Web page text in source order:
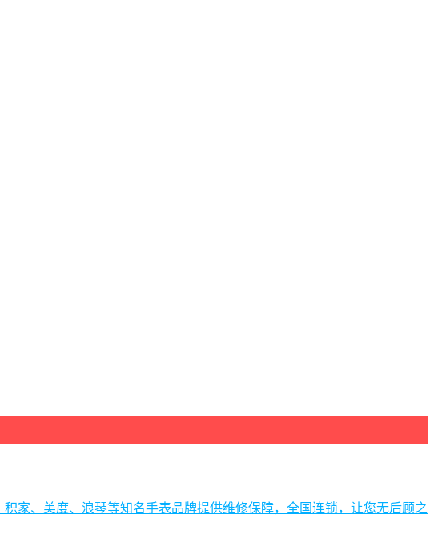
家、美度、浪琴等知名手表品牌提供维修保障，全国连锁，让您无后顾之